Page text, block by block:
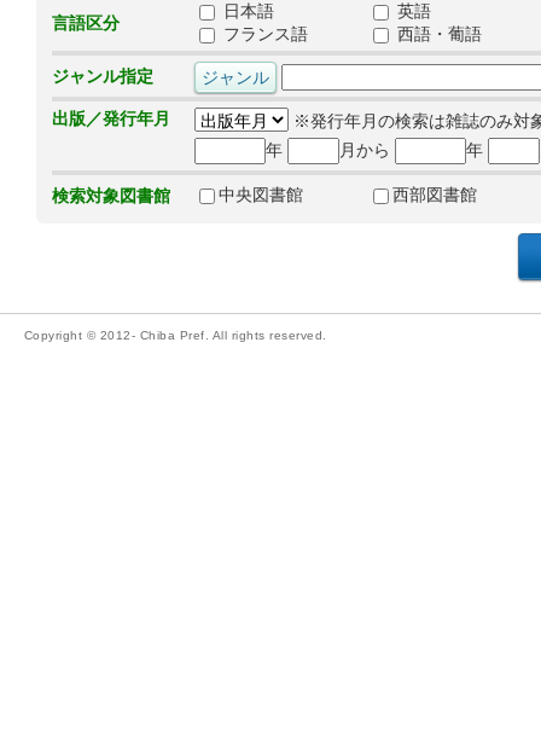
言語区分
日本語
英語
フランス語
西語・葡語
ジャンル指定
出版／発行年月
※発行年月の検索は雑誌のみ対
年
月から 年
検索対象図書館 中央図書館 西部図書館
Copyright © 2012- Chiba Pref. All rights reserved.